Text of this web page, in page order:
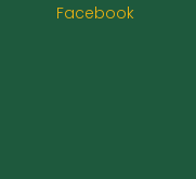
Facebook